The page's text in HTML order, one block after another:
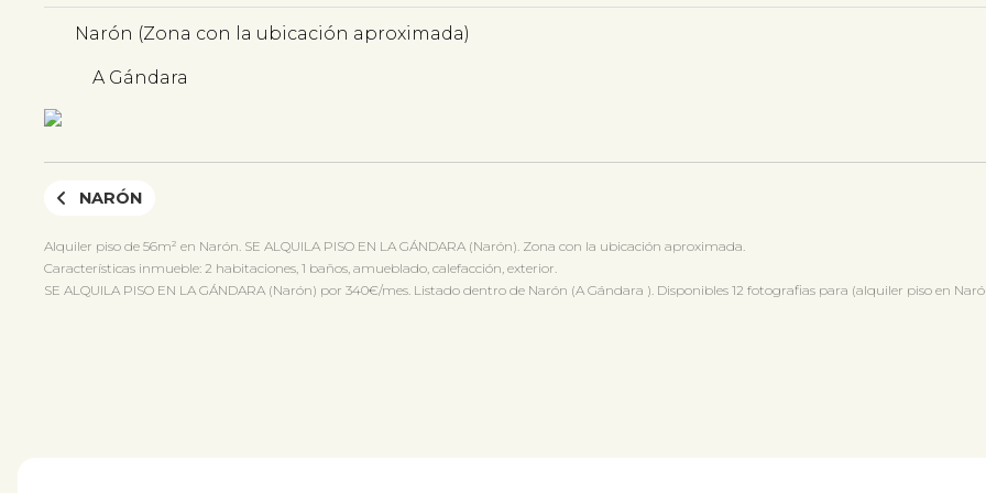
Narón (Zona con la ubicación aproximada)
A Gándara
NARÓN
Alquiler piso de 56m² en Narón. SE ALQUILA PISO EN LA GÁNDARA (Narón). Zona con la ubicación aproximada.
Características inmueble: 2 habitaciones, 1 baños, amueblado, calefacción, exterior.
SE ALQUILA PISO EN LA GÁNDARA (Narón) por 340€/mes. Listado dentro de Narón (A Gándara ). Disponibles 12 fotografias para (alquiler piso en